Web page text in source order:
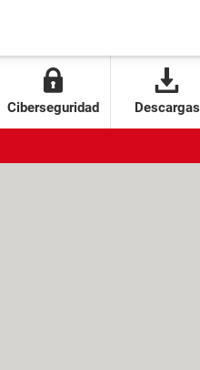
Ciberseguridad Descargas